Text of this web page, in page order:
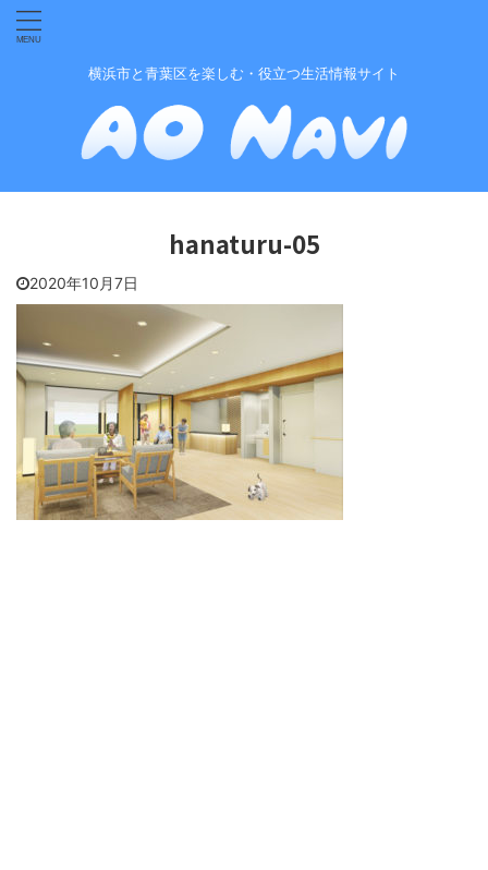
横浜市と青葉区を楽しむ・役立つ生活情報サイト
hanaturu-05
2020年10月7日